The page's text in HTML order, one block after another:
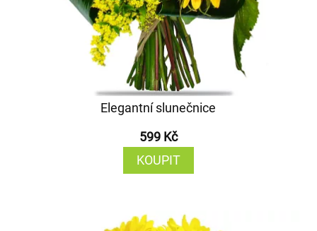
Elegantní slunečnice
599 Kč
KOUPIT